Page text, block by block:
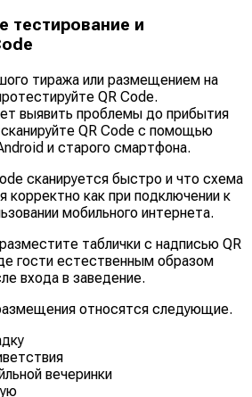
тестирование и
тиража или размещением на
QR Code.
выявить проблемы до прибытия
QR Code с помощью
и старого смартфона.
сканируется быстро и что схема
корректно как при подключении к
мобильного интернета.
таблички с надписью QR
гости естественным образом
входа в заведение.
относятся следующие.
вечеринки